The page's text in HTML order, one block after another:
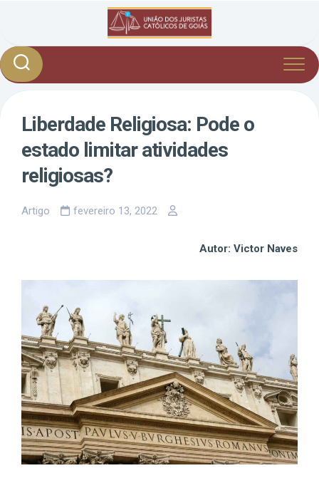
Liberdade Religiosa: Pode o
estado limitar atividades
religiosas?
Artigo fevereiro 13, 2022
Autor: Victor Naves